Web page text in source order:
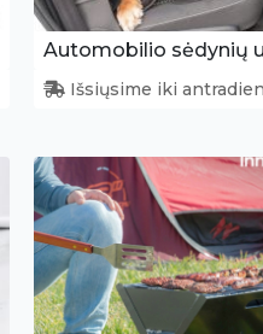
Išsiųsime iki